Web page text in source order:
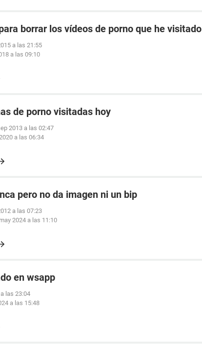
borrar los vídeos de porno que he visitado
a las 21:55
a las 09:10
de porno visitadas hoy
2013 a las 02:47
a las 06:34
pero no da imagen ni un bip
a las 07:23
2024 a las 11:10
en wsapp
las 23:04
a las 15:48